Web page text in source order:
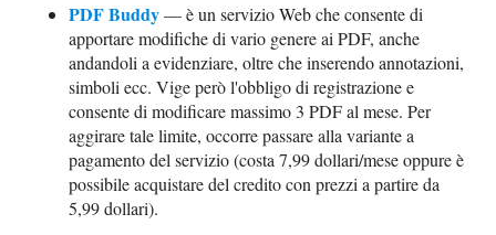
PDF Buddy— è un servizio Web che consente di
apportare modifiche di vario genere ai PDF, anche
andandoli a evidenziare, oltre che inserendo annotazioni,
simboli ecc. Vige però l'obbligo di registrazione e
consente di modificare massimo 3 PDF al mese. Per
aggirare tale limite, occorre passare alla variante a
pagamento del servizio (costa 7,99 dollari/mese oppure è
possibile acquistare del credito con prezzi a partire da
5,99 dollari).